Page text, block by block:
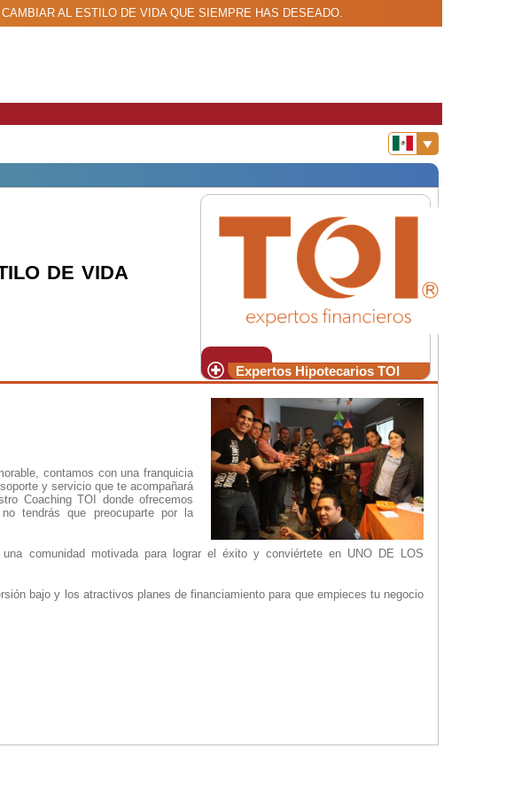
AL ESTILO DE VIDA QUE SIEMPRE HAS DESEADO.
Expertos Hipotecarios TOI
DE VIDA
contamos con una franquicia
y servicio que te acompañará
Coaching TOI donde ofrecemos
tendrás que preocuparte por la
comunidad motivada para lograr el éxito y conviértete en UNO DE LOS
bajo y los atractivos planes de financiamiento para que empieces tu negocio